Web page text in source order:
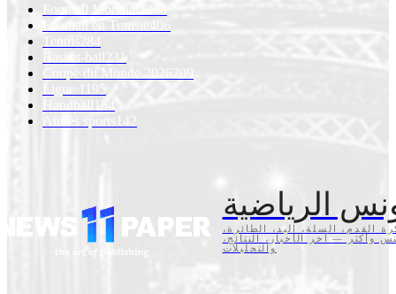
Football Mondial
1256
Football en Tunisie 406
Tennis
284
Basket-ball
231
Coupe du Monde 2026 209
Ligue 1
195
Handball
154
Autres sports 142
الرياضية
القدم، السلة، اليد، الطائرة،
وأكثر — آخر الأخبار، النتائج،
والتحليلات